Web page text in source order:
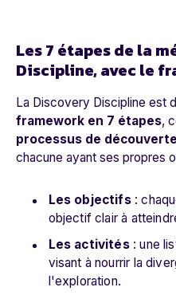
Les 7 étapes de la
Discipline, avec le
La Discovery Discipline est
framework en 7 étapes,
processus de
chacune ayant ses propres
Les objectifs:
objectif clair à
Les activités: une
visant à nourrir la
l'exploration.